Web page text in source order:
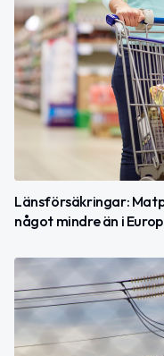
Länsförsäkringar:
något mindre än i